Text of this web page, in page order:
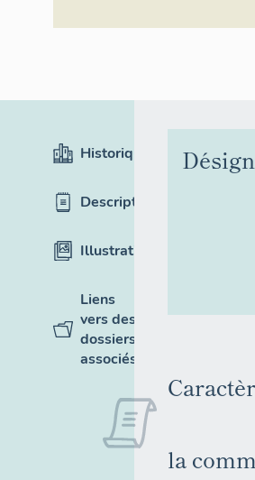
Historique
Description
Illustrations
Liens
vers des
dossiers
associés
la